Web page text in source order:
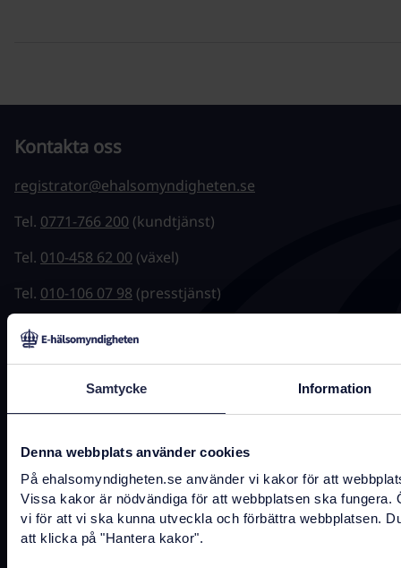
Samtycke Information
Denna webbplats använder cookies
På ehalsomyndigheten.se använder vi kakor för att
Vissa kakor är nödvändiga för att webbplatsen ska fungera.
vi för att vi ska kunna utveckla och förbättra webbplatsen.
att klicka på "Hantera kakor".
Kontakta oss
registrator@ehalsomyndigheten.se
Tel. 0771-766 200 (kundtjänst)
Tel. 010-458 62 00 (växel)
Tel. 010-106 07 98 (presstjänst)
Fler kontaktuppgifter
Driftstatus
Jobba hos oss
Tillgänglighet
Behandling av personuppgifter